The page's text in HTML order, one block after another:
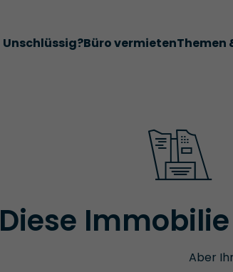
Unschlüssig?Büro vermietenThemen
Diese
Aber